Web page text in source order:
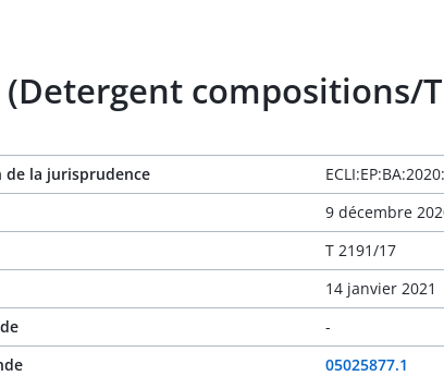
(Detergent compositions/
la jurisprudence
9 décembre
T 2191/17
14 janvier 2021
-
05025877.1